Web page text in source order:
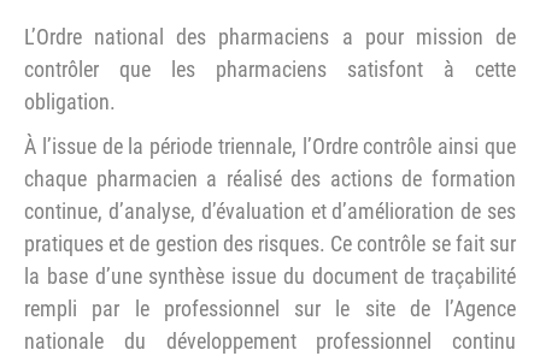
L’Ordre national des pharmaciens a pour mission de
contrôler que les pharmaciens satisfont à cette
obligation.
À l’issue de la période triennale, l’Ordre contrôle ainsi que
chaque pharmacien a réalisé des actions de formation
continue, d’analyse, d’évaluation et d’amélioration de ses
pratiques et de gestion des risques. Ce contrôle se fait sur
la base d’une synthèse issue du document de traçabilité
rempli par le professionnel sur le site de l’Agence
nationale du développement professionnel continu